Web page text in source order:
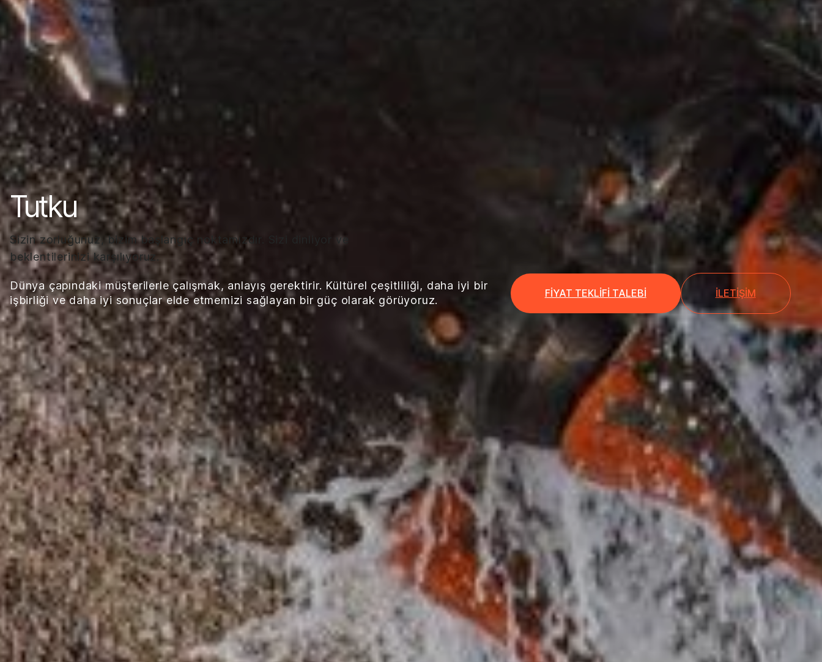
Tutku
Sizin zorluğunuz, bizim başlangıç noktamızdır. Sizi dinliyor ve
beklentilerinizi karşılıyoruz.
Dünya çapındaki müşterilerle çalışmak, anlayış gerektirir. Kültürel çeşitliliği, daha iyi bir
işbirliği ve daha iyi sonuçlar elde etmemizi sağlayan bir güç olarak görüyoruz.
FIYAT TEKLIFI TALEBI İLETIŞIM